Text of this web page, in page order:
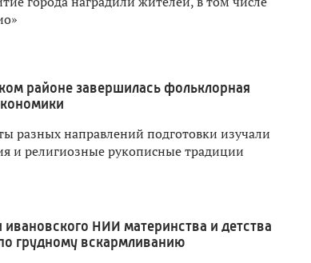
районе завершилась фольклорная
разных направлений подготовки изучали
и религиозные рукописные традиции
ивановского НИИ материнства и детства
грудному вскармливанию